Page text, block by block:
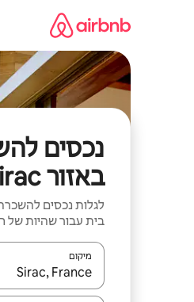
נכסים
באזור Sirac
לגלות נכסים
בית עבור שהיות של
מיקום
כאשר התוצאות